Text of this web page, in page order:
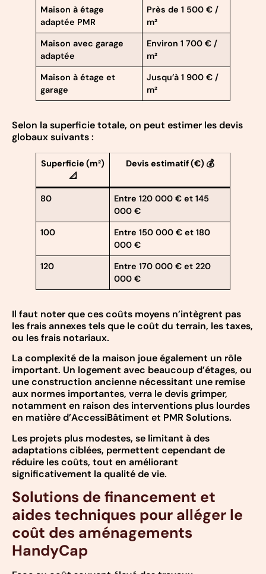
Maison à étage
adaptée PMR
Près de 1 500 € /
m²
Maison avec garage
adaptée
Environ 1 700 € /
m²
Maison à étage et
garage
Jusqu’à 1 900 € /
m²
Selon la superficie totale, on peut estimer les devis
globaux suivants :
Superficie (m²)
📐
Devis estimatif (€) 💰
80
Entre 120 000 € et 145
000 €
100
Entre 150 000 € et 180
000 €
120
Entre 170 000 € et 220
000 €
Il faut noter que ces coûts moyens n’intègrent pas
les frais annexes tels que le coût du terrain, les taxes,
ou les frais notariaux.
La complexité de la maison joue également un rôle
important. Un logement avec beaucoup d’étages, ou
une construction ancienne nécessitant une remise
aux normes importantes, verra le devis grimper,
notamment en raison des interventions plus lourdes
en matière d’AccessiBâtiment et PMR Solutions.
Les projets plus modestes, se limitant à des
adaptations ciblées, permettent cependant de
réduire les coûts, tout en améliorant
significativement la qualité de vie.
Solutions de financement et
aides techniques pour alléger le
coût des aménagements
HandyCap